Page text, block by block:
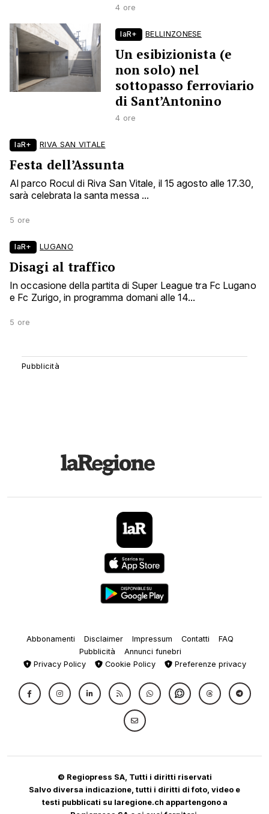
4 ore
laR+ BELLINZONESE
Un esibizionista (e
non solo) nel
sottopasso ferroviario
di Sant’Antonino
4 ore
laR+ RIVA SAN VITALE
Festa dell’Assunta
Al parco Rocul di Riva San Vitale, il 15 agosto alle 17.30,
sarà celebrata la santa messa ...
5 ore
laR+ LUGANO
Disagi al traffico
In occasione della partita di Super League tra Fc Lugano
e Fc Zurigo, in programma domani alle 14...
5 ore
Abbonamenti Disclaimer Impressum Contatti
FAQ
Pubblicità
Annunci funebri
Privacy Policy
Cookie Policy Preferenze privacy
© Regiopress SA, Tutti i diritti riservati
Salvo diversa indicazione, tutti i diritti di foto, video e
testi pubblicati su laregione.ch appartengono a